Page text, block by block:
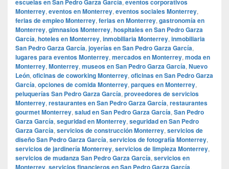
escuelas en San Pedro Garza García eventos corporativos
Monterrey, eventos en Monterrey, eventos sociales Monterrey,
ferias de empleo Monterrey, ferias en Monterrey, gastronomía en
Monterrey, gimnasios Monterrey, hospitales en San Pedro Garza
García, hoteles en Monterrey, inmobiliaria Monterrey, inmobiliaria
San Pedro Garza García, joyerías en San Pedro Garza García,
lugares para eventos Monterrey, mercados en Monterrey, moda en
Monterrey, Monterrey, museos en San Pedro Garza García, Nuevo
León, oficinas de coworking Monterrey, oficinas en San Pedro Garza
García, opciones de comida Monterrey, parques en Monterrey,
peluquerías San Pedro Garza García, proveedores de servicios
Monterrey, restaurantes en San Pedro Garza García, restaurantes
gourmet Monterrey, salud en San Pedro Garza García, San Pedro
Garza García, seguridad en Monterrey, seguridad en San Pedro
Garza García, servicios de construcción Monterrey, servicios de
diseño San Pedro Garza García, servicios de fotografía Monterrey,
servicios de jardinería Monterrey, servicios de limpieza Monterrey,
servicios de mudanza San Pedro Garza García, servicios en
Monterrey, servicios financieros en San Pedro Garza García,